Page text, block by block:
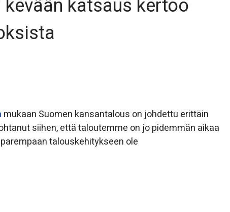
katsaus kertoo
mukaan Suomen kansantalous on johdettu erittäin
siihen, että taloutemme on jo pidemmän aikaa
talouskehitykseen ole